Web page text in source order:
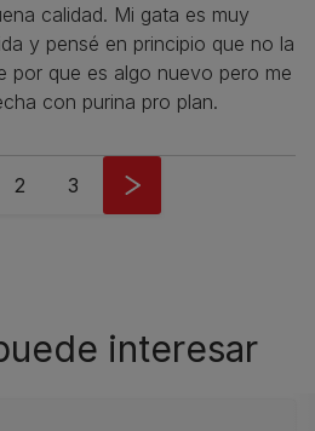
calidad. Mi gata es muy
y pensé en principio que no la
por que es algo nuevo pero me
con purina pro plan.
page
Page
2 Page
3
interesar